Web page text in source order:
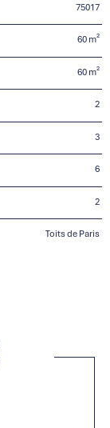
75017
60 m²
60 m²
2
3
6
2
Toits de Paris